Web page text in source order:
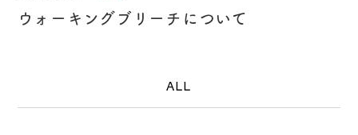
ウォーキングブリーチについて
ALL